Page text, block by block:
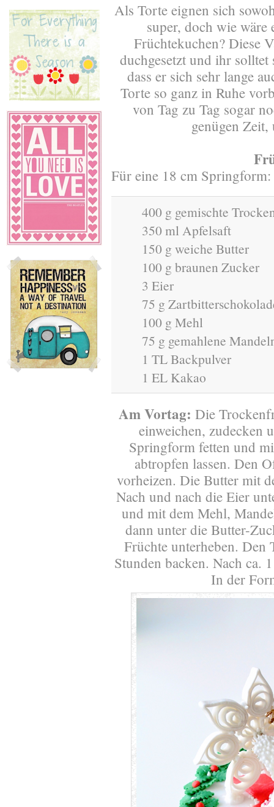
Als Torte eignen sich
super, doch wie wäre
Früchtekuchen? Diese
duchgesetzt und ihr
dass er sich sehr lange
Torte so ganz in Ruhe
von Tag zu Tag sogar
genügen
Für eine 18 cm Springform:
400 g gemischte
350 ml Apfelsaft
150 g weiche Butter
100 g braunen Zucker
3 Eier
75 g
100 g Mehl
75 g gemahlene
1 TL Backpulver
1 EL Kakao
Am Vortag: Die
einweichen, zudecken
Springform fetten und
abtropfen lassen. Den
vorheizen. Die Butter mit
Nach und nach die Eier
und mit dem Mehl,
dann unter die Butter-
Früchte unterheben. Den
Stunden backen. Nach ca.
In der